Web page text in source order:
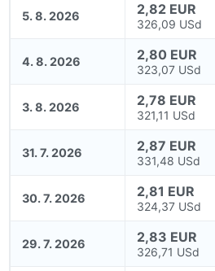
5. 8. 2026 2,82 EUR
326,09 USd
4. 8. 2026 2,80 EUR
323,07 USd
3. 8. 2026 2,78 EUR
321,11 USd
31. 7. 2026 2,87 EUR
331,48 USd
30. 7. 2026 2,81 EUR
324,37 USd
29. 7. 2026 2,83 EUR
326,71 USd